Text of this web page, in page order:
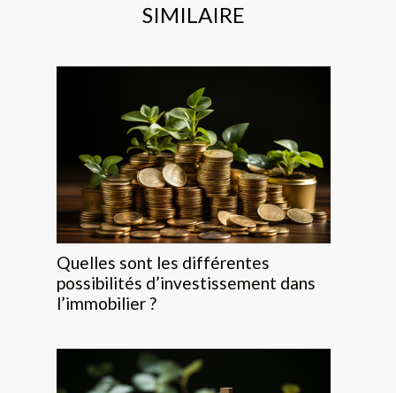
SIMILAIRE
Quelles sont les différentes
possibilités d’investissement dans
l’immobilier ?